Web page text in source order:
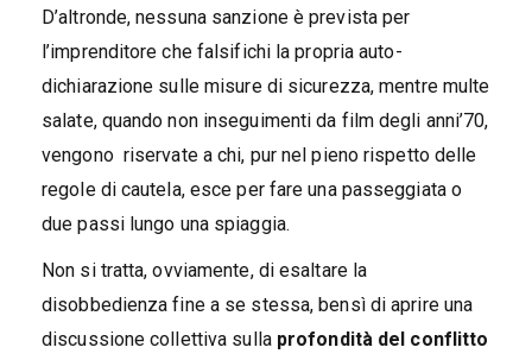
D’altronde, nessuna sanzione è prevista per
l’imprenditore che falsifichi la propria auto-
dichiarazione sulle misure di sicurezza, mentre multe
salate, quando non inseguimenti da film degli anni’70,
vengono riservate a chi, pur nel pieno rispetto delle
regole di cautela, esce per fare una passeggiata o
due passi lungo una spiaggia.
Non si tratta, ovviamente, di esaltare la
disobbedienza fine a se stessa, bensì di aprire una
discussione collettiva sulla profondità del conflitto